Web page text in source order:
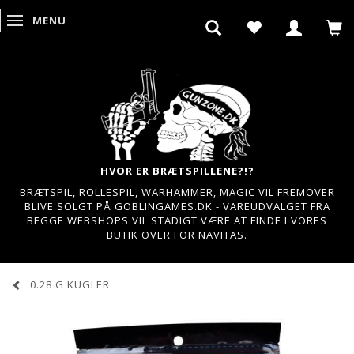
SKIFTE NAVIGATION
MENU
HVOR ER BRÆTSPILLENE?!?
BRÆTSPIL, ROLLESPIL, WARHAMMER, MAGIC VIL FREMOVER
BLIVE SOLGT PÅ GOBLINGAMES.DK - VAREUDVALGET FRA
BEGGE WEBSHOPS VIL STADIGT VÆRE AT FINDE I VORES
BUTIK OVER FOR NAVITAS.
0.28 G KUGLER